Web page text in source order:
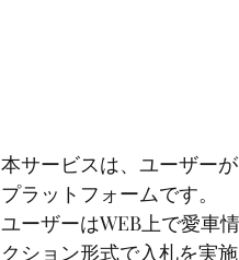
本サービスは、ユーザー
プラットフォームです。
ユーザーはWEB上で愛車
クション形式で入札を実施